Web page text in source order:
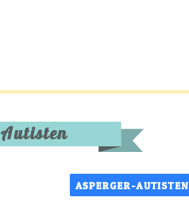
Autisten
ASPERGER-AUTISTEN